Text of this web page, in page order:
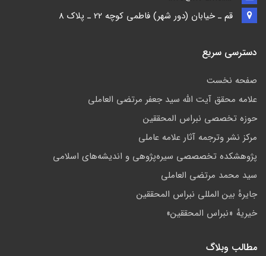
قم ـ خيابان (دور شهر) فاطمي كوچه 22 ـ پلاک 8
دسترسی سریع
صفحه نخست
علامه محقق آیت الله سید جعفر مرتضی العاملی
حوزه تخصصی نبراس المحققین
مركز نشر وترجمه آثار علامه عاملی
پژوهشكده تخصصصى سیره‌پژوهی و اندیشه‌های اسلامی
سید محمد مرتضی العاملی
جايرهٔ بین المللی نبراس المحققین
خيريهٔ «نبراس المحققين»
مطالب وبلاگ